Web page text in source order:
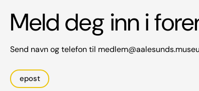
Meld deg inn i
Send navn og telefon til
epost